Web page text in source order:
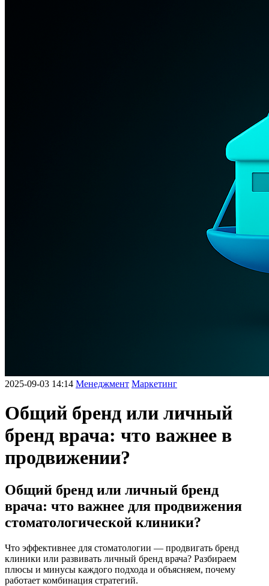
2025-09-03 14:14 Менеджмент Маркетинг
Общий бренд или личный
бренд врача: что важнее в
продвижении?
Общий бренд или личный бренд
врача: что важнее для продвижения
стоматологической клиники?
Что эффективнее для стоматологии — продвигать бренд
клиники или развивать личный бренд врача? Разбираем
плюсы и минусы каждого подхода и объясняем, почему
работает комбинация стратегий.